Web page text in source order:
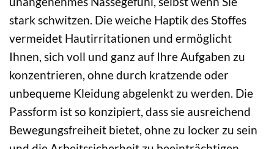
stark schwitzen. Die weiche Haptik des Stoffes
vermeidet Hautirritationen und ermöglicht
Ihnen, sich voll und ganz auf Ihre Aufgaben zu
konzentrieren, ohne durch kratzende oder
unbequeme Kleidung abgelenkt zu werden. Die
Passform ist so konzipiert, dass sie ausreichend
Bewegungsfreiheit bietet, ohne zu locker zu sein